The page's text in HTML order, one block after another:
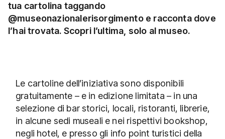
tua cartolina taggando
@museonazionalerisorgimentoe racconta dove
l’hai trovata. Scopri l’ultima, solo al museo.
Le cartoline dell’iniziativa sono disponibili
gratuitamente – e in edizione limitata – in una
selezione di bar storici, locali, ristoranti, librerie,
in alcune sedi museali e nei rispettivi bookshop,
negli hotel, e presso gli info point turistici della